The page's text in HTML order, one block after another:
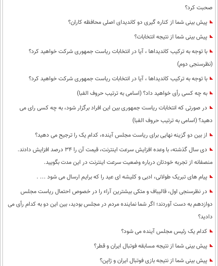
صحبت کرد؟
پیش بینی شما از کناره گیری دو کاندیدای اصلی محافظه کاران؟
پیش بینی شما از نتیجه انتخابات؟
با توجه به ترکیب کاندیداها ، آیا در انتخابات ریاست جمهوری شرکت خواهید کرد؟
(نظرسنجی دوم)
با توجه به ترکیب کاندیداها ، آیا در انتخابات ریاست جمهوری شرکت خواهید کرد؟
به چه کسی رأی خواهید داد؟ (اسامی به ترتیب حروف الفبا)
در صورتی که انتخابات ریاست جمهوری بین این افراد برگزار شود، به چه کسی رای می
دهید؟ (اسامی به ترتیب حروف الفبا)
از بین دو گزینه نهایی برای ریاست مجلس آینده، کدام یک را ترجیح می دهید؟
دی سال گذشته، با وعده افزایش سرعت اینترنت، قیمت آن را 34 درصد افزایش دادند.
منصفانه از تجربه خودتان درباره وضعیت سرعت اینترنت در این مدت بگویید.
پیام های تبریک طولانی، ادبی و کلیشه ای عید را که برایم ارسال می شود ... .
در نظرسنجی اول، قالیباف و متکی بیشترین آراء را در خصوص احتمال ریاست مجلس
دوازدهم به دست آوردند؛ اگر شما نماینده مردم در مجلس بودید، بین این دو به کدام رأی می
دادید؟
کدام یک رئیس مجلس آینده می شود؟
پیش بینی شما از نتیجه مسابقه فوتبال ایران و قطر؟
پیش بینی شما از نتیجه بازی فوتبال ایران و ژاپن؟